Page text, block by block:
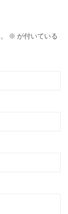
※ が付いている